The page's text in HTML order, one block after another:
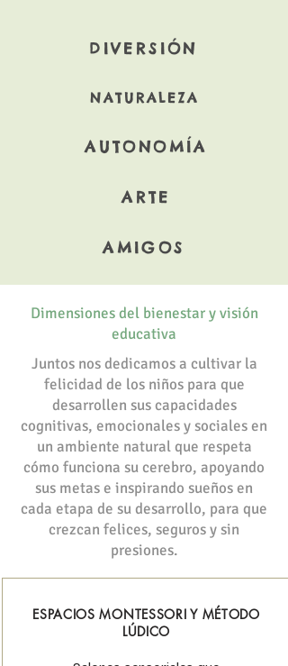
DIVERSIÓN
NATURALEZA
AUTONOMÍA
ARTE
AMIGOS
Dimensiones del bienestar y visión
educativa
Juntos nos dedicamos a cultivar la
felicidad de los niños para que
desarrollen sus capacidades
cognitivas, emocionales y sociales en
un ambiente natural que respeta
cómo funciona su cerebro, apoyando
sus metas e inspirando sueños en
cada etapa de su desarrollo, para que
crezcan felices, seguros y sin
presiones.
ESPACIOS MONTESSORI Y MÉTODO
LÚDICO